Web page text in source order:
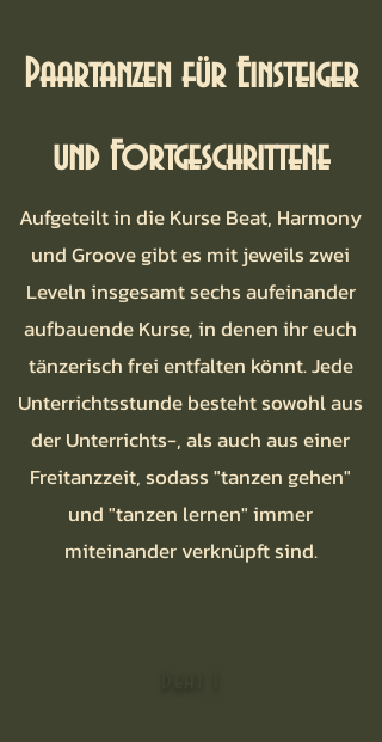
Paartanzen für Einsteiger
und Fortgeschrittene
Aufgeteilt in die Kurse Beat, Harmony
und Groove gibt es mit jeweils zwei
Leveln insgesamt sechs aufeinander
aufbauende Kurse, in denen ihr euch
tänzerisch frei entfalten könnt. Jede
Unterrichtsstunde besteht sowohl aus
der Unterrichts-, als auch aus einer
Freitanzzeit, sodass "tanzen gehen"
und "tanzen lernen" immer
miteinander verknüpft sind.